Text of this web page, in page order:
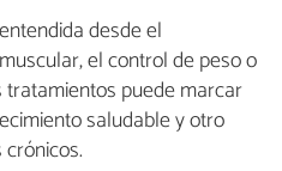
desde el
el control de peso o
puede marcar
saludable y otro